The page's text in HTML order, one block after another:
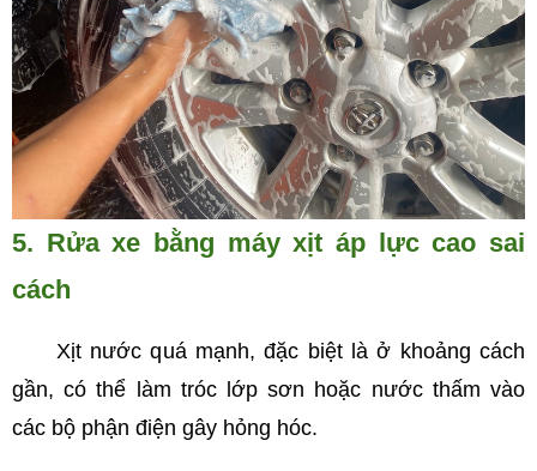
5. Rửa xe bằng máy xịt áp lực cao sai
cách
Xịt nước quá mạnh, đặc biệt là ở khoảng cách
gần, có thể làm tróc lớp sơn hoặc nước thấm vào
các bộ phận điện gây hỏng hóc.